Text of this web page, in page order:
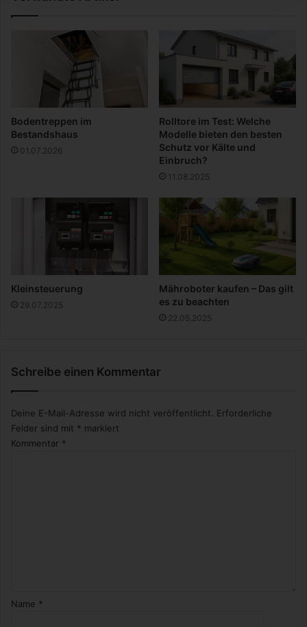
d
e
e
h
m
Bodentreppen im
Bestandshaus
01.07.2026
Rolltore im Test: Welche
Modelle bieten den besten
Schutz vor Kälte und
Einbruch?
11.08.2025
Kleinsteuerung
29.07.2025
Mähroboter kaufen – Das gilt
es zu beachten
22.05.2025
Schreibe einen Kommentar
Deine E-Mail-Adresse wird nicht veröffentlicht.
Erforderliche
Felder sind mit * markiert
Kommentar *
Name *